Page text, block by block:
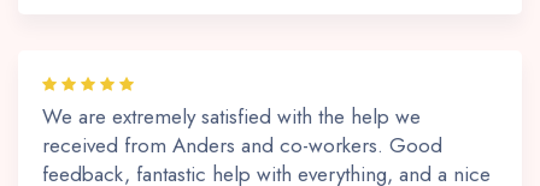
We are extremely satisfied with the help we
received from Anders and co-workers. Good
feedback, fantastic help with everything, and a nice